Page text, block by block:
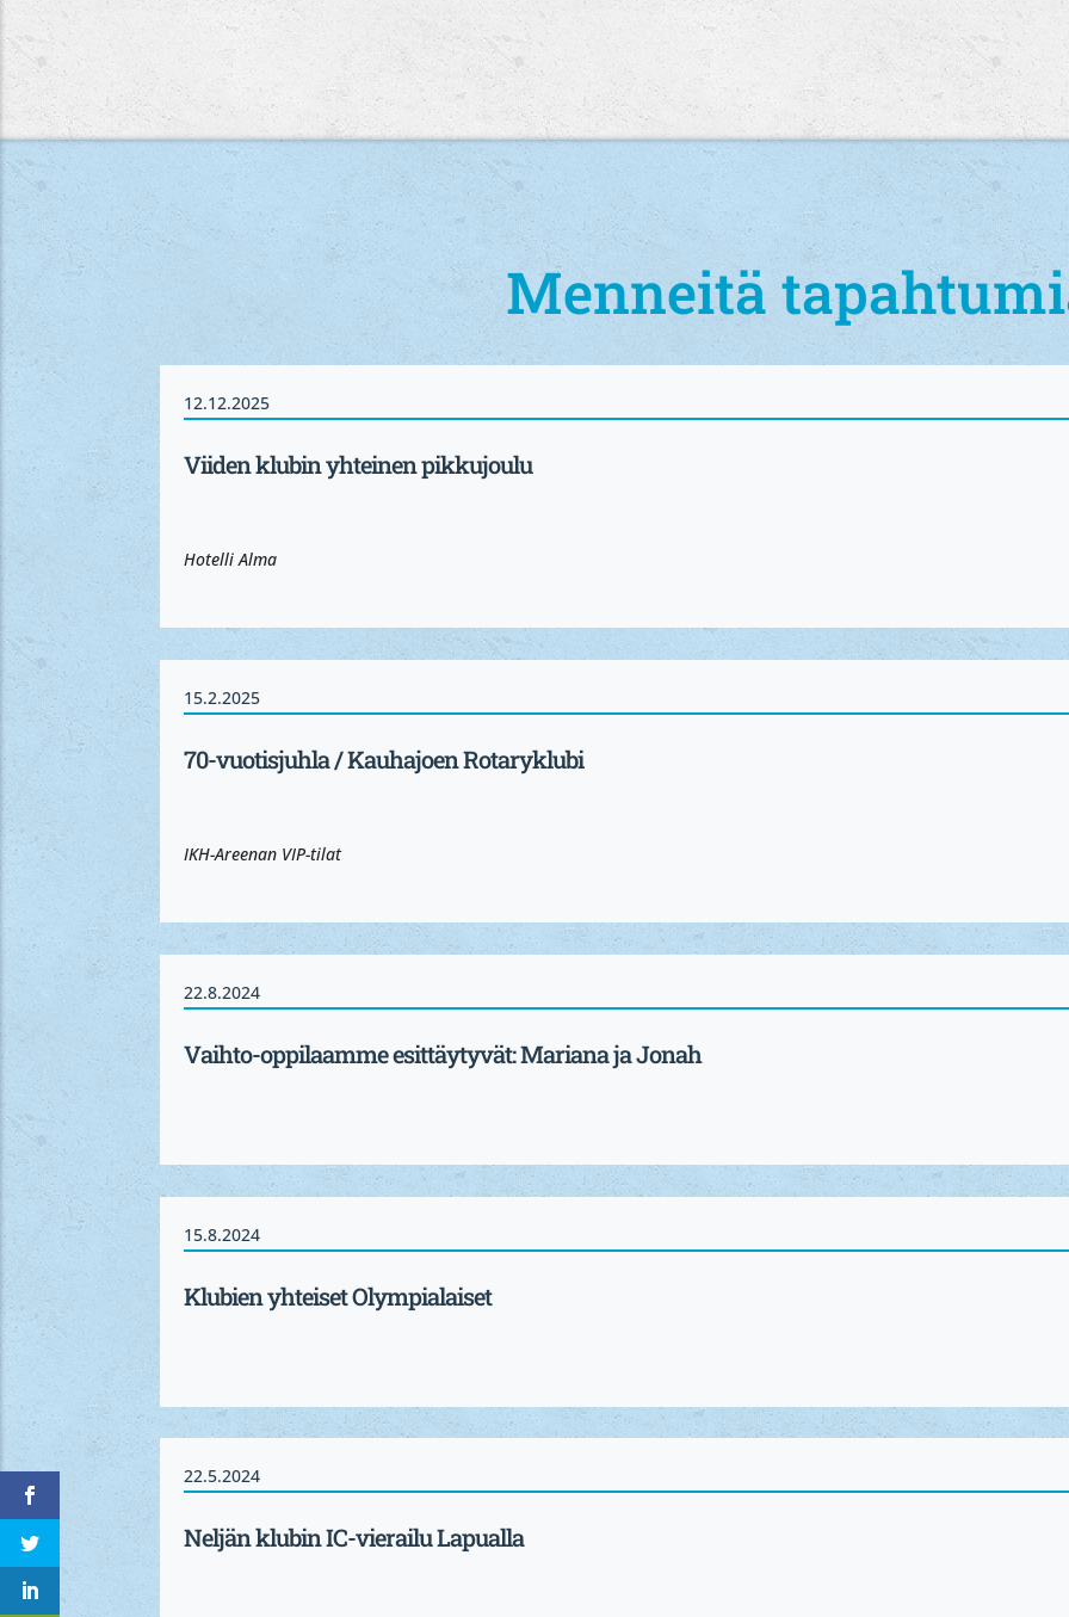
Menneitä
12.12.2025
Viiden klubin yhteinen pikkujoulu
Hotelli Alma
15.2.2025
70-vuotisjuhla / Kauhajoen Rotaryklubi
IKH-Areenan VIP-tilat
22.8.2024
Vaihto-oppilaamme esittäytyvät: Mariana ja Jonah
15.8.2024
Klubien yhteiset Olympialaiset
22.5.2024
Neljän klubin IC-vierailu Lapualla